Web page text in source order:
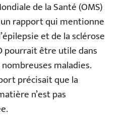
de la Santé (OMS)
rapport qui mentionne
et de la sclérose
pourrait être utile dans
maladies.
précisait que la
n’est pas